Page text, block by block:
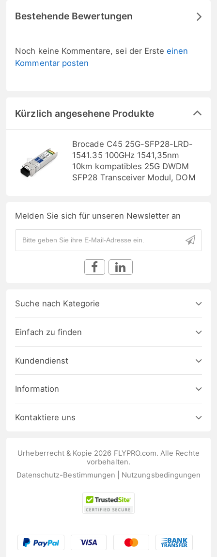
Bestehende Bewertungen
Noch keine Kommentare, sei der Ersteeinen
Kommentar posten
Kürzlich angesehene Produkte
Brocade C45 25G-SFP28-LRD-
1541.35 100GHz 1541,35nm
10km kompatibles 25G DWDM
SFP28 Transceiver Modul, DOM
Melden Sie sich für unseren Newsletter an
Suche nach Kategorie
Einfach zu finden
Kundendienst
Information
Kontaktiere uns
Urheberrecht & Kopie 2026 FLYPRO.com. Alle Rechte
vorbehalten.
Datenschutz-Bestimmungen
Nutzungsbedingungen